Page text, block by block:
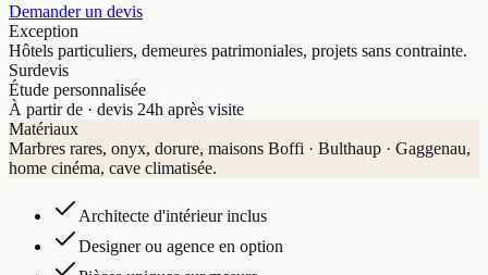
Demander un devis
Exception
Hôtels particuliers, demeures patrimoniales, projets sans contrainte.
Surdevis
Étude personnalisée
À partir de · devis 24h après visite
Matériaux
Marbres rares, onyx, dorure, maisons Boffi · Bulthaup · Gaggenau,
home cinéma, cave climatisée.
Architecte d'intérieur inclus
Designer ou agence en option